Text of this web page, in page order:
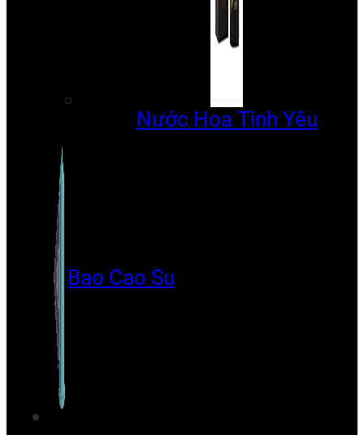
Nước Hoa Tình Yêu
Bao Cao Su